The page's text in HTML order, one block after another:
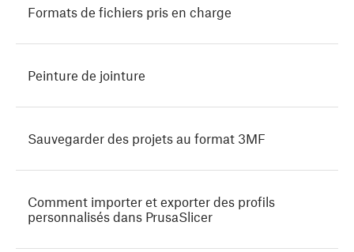
Formats de fichiers pris en charge
Peinture de jointure
Sauvegarder des projets au format 3MF
Comment importer et exporter des profils
personnalisés dans PrusaSlicer